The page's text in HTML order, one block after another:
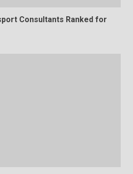
Consultants Ranked for